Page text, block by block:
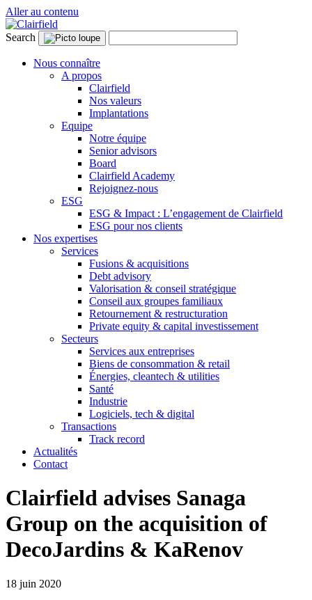
Aller au contenu
Search
Nous connaître
A propos
Clairfield
Nos valeurs
Implantations
Equipe
Notre équipe
Senior advisors
Board
Clairfield Academy
Rejoignez-nous
ESG
ESG & Impact : L’engagement de Clairfield
ESG pour nos clients
Nos expertises
Services
Fusions & acquisitions
Debt advisory
Valorisation & conseil stratégique
Conseil aux groupes familiaux
Retournement & restructuration
Private equity & capital investissement
Secteurs
Services aux entreprises
Biens de consommation & retail
Énergies, cleantech & utilities
Santé
Industrie
Logiciels, tech & digital
Transactions
Track record
Actualités
Contact
Clairfield advises Sanaga
Group on the acquisition of
DecoJardins & KaRenov
18 juin 2020